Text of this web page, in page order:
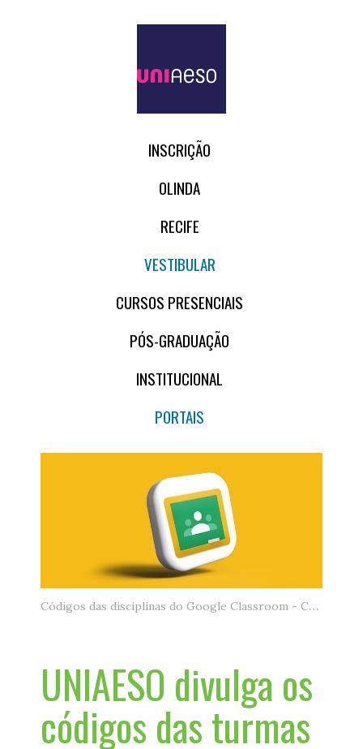
INSCRIÇÃO
OLINDA
RECIFE
VESTIBULAR
CURSOS PRESENCIAIS
PÓS-GRADUAÇÃO
INSTITUCIONAL
PORTAIS
Códigos das disciplinas do Google Classroom - Crédito: Rubaitul Azad - Unplash
UNIAESO divulga os
códigos das turmas